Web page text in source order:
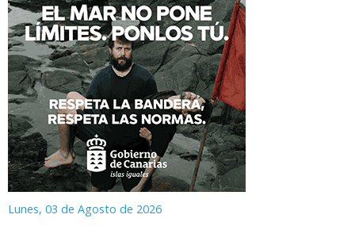
Lunes, 03 de Agosto de 2026